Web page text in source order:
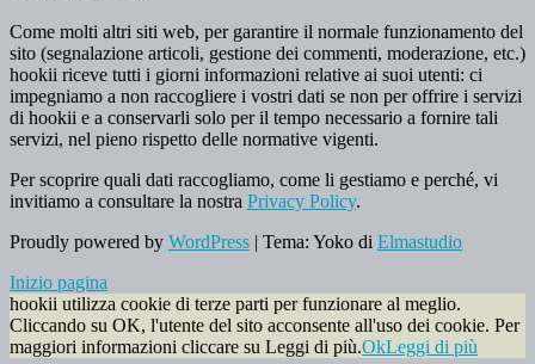
Come molti altri siti web, per garantire il normale funzionamento del
sito (segnalazione articoli, gestione dei commenti, moderazione, etc.)
hookii riceve tutti i giorni informazioni relative ai suoi utenti: ci
impegniamo a non raccogliere i vostri dati se non per offrire i servizi
di hookii e a conservarli solo per il tempo necessario a fornire tali
servizi, nel pieno rispetto delle normative vigenti.
Per scoprire quali dati raccogliamo, come li gestiamo e perché, vi
invitiamo a consultare la nostra Privacy Policy.
Proudly powered by WordPress | Tema: Yoko di Elmastudio
Inizio pagina
hookii utilizza cookie di terze parti per funzionare al meglio.
Cliccando su OK, l'utente del sito acconsente all'uso dei cookie. Per
maggiori informazioni cliccare su Leggi di più.OkLeggi di più